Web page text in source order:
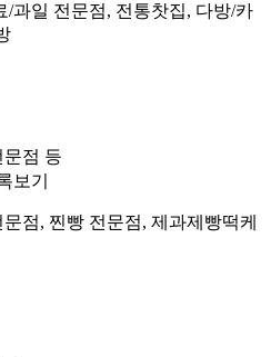
/과일 전문점, 전통찻집, 다방/카
점 등
보기
점, 찐빵 전문점, 제과제빵떡케